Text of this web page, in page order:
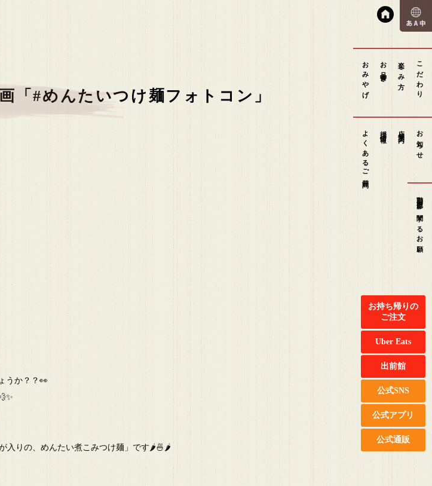
こだわり
楽しみ方
お品書き
おみやげ
お知らせ
店舗案内
採用情報
よくあるご質問
動画撮影に関するお願い
お持ち帰りの
ご注文
Uber Eats
出前館
公式SNS
公式アプリ
公式通販
「#めんたいつけ麺フォトコン」
うか？？👀
入りの、めんたい煮こみつけ麺」です🌶🍜🌶